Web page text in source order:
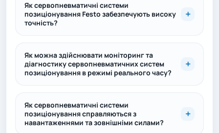
Як сервопневматичні системи
позиціонування Festo забезпечують високу
точність?
Як можна здійснювати моніторинг та
діагностику сервопневматичних систем
позиціонування в режимі реального часу?
Як сервопневматичні системи
позиціонування справляються з
навантаженнями та зовнішніми силами?